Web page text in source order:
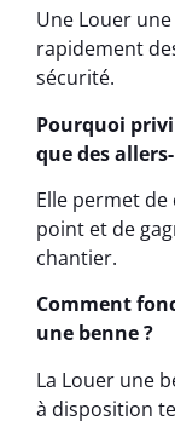
Une Louer
rapidement
sécurité.
Pourquoi
que des
Elle permet
point et de
chantier.
Comment
une benne ?
La Louer une
à disposition